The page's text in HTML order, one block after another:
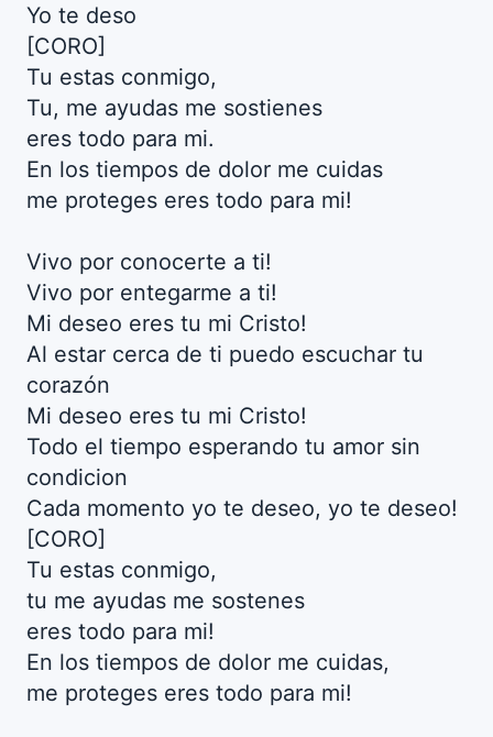
Yo te deso
[CORO]
Tu estas conmigo,
Tu, me ayudas me sostienes
eres todo para mi.
En los tiempos de dolor me cuidas
me proteges eres todo para mi!
Vivo por conocerte a ti!
Vivo por entegarme a ti!
Mi deseo eres tu mi Cristo!
Al estar cerca de ti puedo escuchar tu
corazón
Mi deseo eres tu mi Cristo!
Todo el tiempo esperando tu amor sin
condicion
Cada momento yo te deseo, yo te deseo!
[CORO]
Tu estas conmigo,
tu me ayudas me sostenes
eres todo para mi!
En los tiempos de dolor me cuidas,
me proteges eres todo para mi!